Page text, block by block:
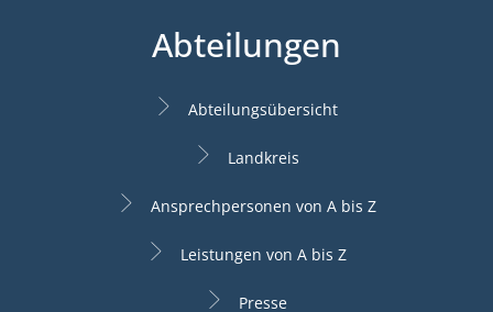
Abteilungen
Abteilungsübersicht
Landkreis
Ansprechpersonen von A bis Z
Leistungen von A bis Z
Presse